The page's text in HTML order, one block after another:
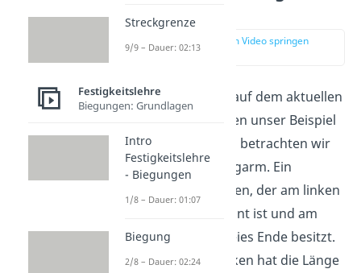
zur Stelle im Video springen
(01:48)
Jetzt bist du wieder auf dem aktuellen
Stand und wir können unser Beispiel
durchrechnen. Dazu betrachten wir
einen einfachen Kragarm. Ein
Kragarm ist ein Balken, der am linken
Rand fest eingespannt ist und am
rechten Rand ein freies Ende besitzt.
Der betrachtete Balken hat die Länge
Streckgrenze
9/9 – Dauer: 02:13
Festigkeitslehre
Biegungen: Grundlagen
Intro
Festigkeitslehre
- Biegungen
1/8 – Dauer: 01:07
Biegung
2/8 – Dauer: 02:24